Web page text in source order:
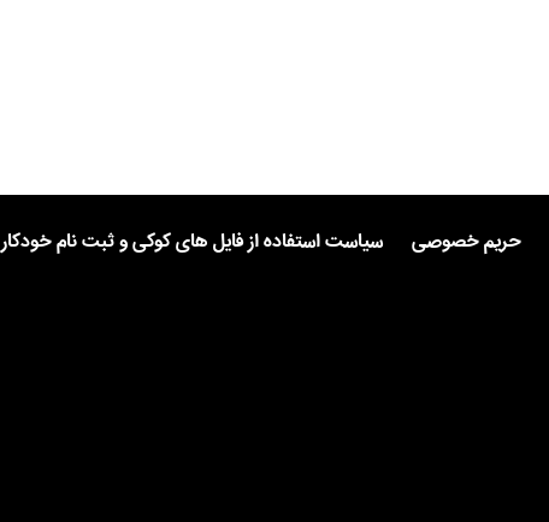
حریم خصوصی سیاست استفاده از فایل های کوکی و ثبت نام خودکار